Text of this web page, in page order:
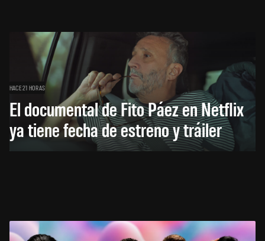
HACE 21 HORAS
El documental de Fito Páez en Netflix
ya tiene fecha de estreno y tráiler